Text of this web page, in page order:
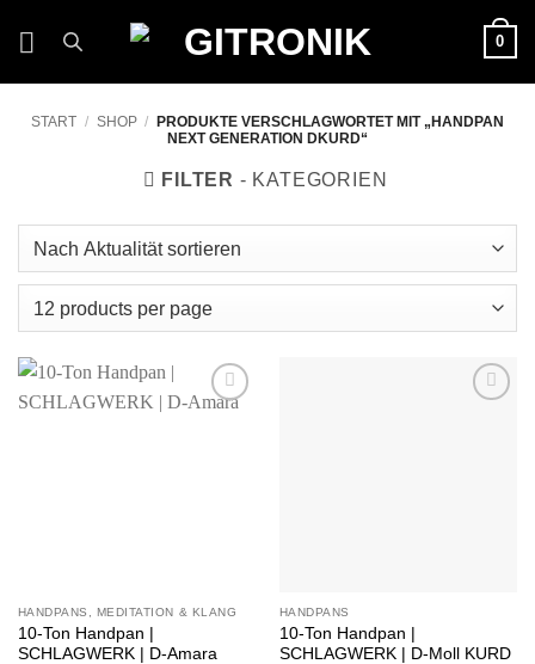
0
START / SHOP /
PRODUKTE VERSCHLAGWORTET MIT „HANDPAN
NEXT GENERATION DKURD“
FILTER
HANDPANS, MEDITATION & KLANG
10-Ton Handpan |
SCHLAGWERK | D-Amara
HANDPANS
10-Ton Handpan |
SCHLAGWERK | D-Moll KURD